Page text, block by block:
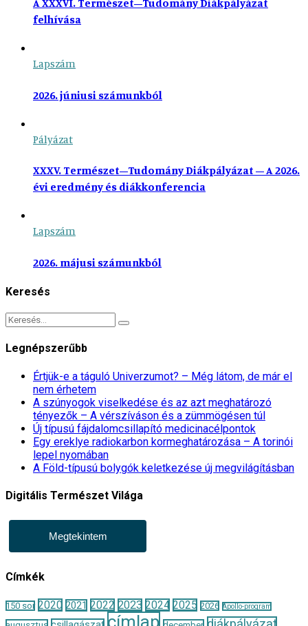
A XXXVI. Természet–Tudomány Diákpályázat
felhívása
Lapszám
2026. júniusi számunkból
Pályázat
XXXV. Természet–Tudomány Diákpályázat – A 2026.
évi eredmény és diákkonferencia
Lapszám
2026. májusi számunkból
Keresés
Legnépszerűbb
Értjük-e a táguló Univerzumot? – Még látom, de már el
nem érhetem
A szúnyogok viselkedése és az azt meghatározó
tényezők – A vérszíváson és a zümmögésen túl
Új típusú fájdalomcsillapító medicinacélpontok
Egy ereklye radiokarbon kormeghatározása – A torinói
lepel nyomában
A Föld-típusú bolygók keletkezése új megvilágításban
Digitális Természet Világa
Megtekintem
Címkék
150 sor 2020 2021 2022 2023 2024 2025 2026 Apollo-program
címlap